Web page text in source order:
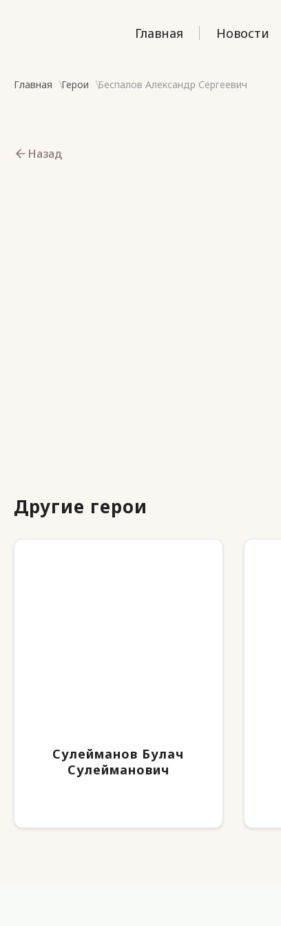
Главная Новости
Главная Герои Беспалов Александр Сергеевич
Назад
Другие герои
Сулейманов Булач
Сулейманович